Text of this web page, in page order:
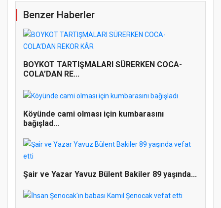
Benzer Haberler
BOYKOT TARTIŞMALARI SÜRERKEN COCA-
COLA’DAN RE...
Köyünde cami olması için kumbarasını
bağışlad...
Şair ve Yazar Yavuz Bülent Bakiler 89 yaşında...